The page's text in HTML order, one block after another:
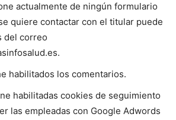
actualmente de ningún formulario
quiere contactar con el titular puede
del correo
habilitados los comentarios.
habilitadas cookies de seguimiento
las empleadas con Google Adwords